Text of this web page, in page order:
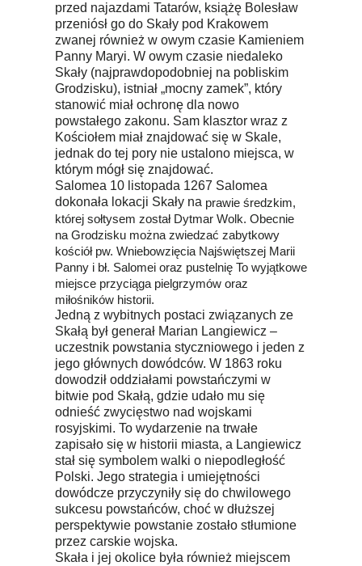
przed najazdami Tatarów, książę Bolesław
przeniósł go do Skały pod Krakowem
zwanej również w owym czasie Kamieniem
Panny Maryi. W owym czasie niedaleko
Skały (najprawdopodobniej na pobliskim
Grodzisku), istniał „mocny zamek”, który
stanowić miał ochronę dla nowo
powstałego zakonu. Sam klasztor wraz z
Kościołem miał znajdować się w Skale,
jednak do tej pory nie ustalono miejsca, w
którym mógł się znajdować.
Salomea 10 listopada 1267 Salomea
dokonała lokacji Skały na prawie średzkim,
której sołtysem został Dytmar Wolk. Obecnie
na Grodzisku można zwiedzać zabytkowy
kościół pw. Wniebowzięcia Najświętszej Marii
Panny i bł. Salomei oraz pustelnię To wyjątkowe
miejsce przyciąga pielgrzymów oraz
miłośników historii.
Jedną z wybitnych postaci związanych ze
Skałą był generał Marian Langiewicz –
uczestnik powstania styczniowego i jeden z
jego głównych dowódców. W 1863 roku
dowodził oddziałami powstańczymi w
bitwie pod Skałą, gdzie udało mu się
odnieść zwycięstwo nad wojskami
rosyjskimi. To wydarzenie na trwałe
zapisało się w historii miasta, a Langiewicz
stał się symbolem walki o niepodległość
Polski. Jego strategia i umiejętności
dowódcze przyczyniły się do chwilowego
sukcesu powstańców, choć w dłuższej
perspektywie powstanie zostało stłumione
przez carskie wojska.
Skała i jej okolice była również miejscem